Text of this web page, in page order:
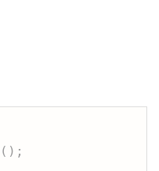
( ) ;